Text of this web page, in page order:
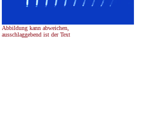
Abbildung kann abweichen,
ausschlaggebend ist der Text